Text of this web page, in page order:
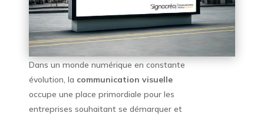
Dans un monde numérique en constante
évolution, la communication visuelle
occupe une place primordiale pour les
entreprises souhaitant se démarquer et